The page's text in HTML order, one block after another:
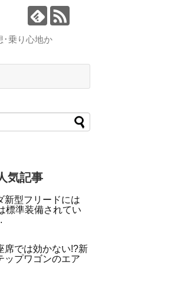
･乗り心地か
気記事
新型フリードには
標準装備されてい
席では効かない!?新
ップワゴンのエア